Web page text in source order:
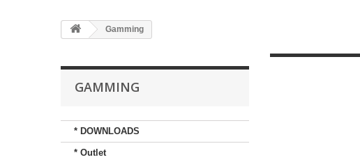
Gamming
GAMMING
* DOWNLOADS
* Outlet